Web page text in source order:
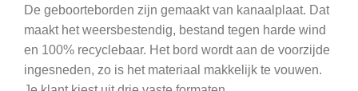
De geboorteborden zijn gemaakt van kanaalplaat. Dat
maakt het weersbestendig, bestand tegen harde wind
en 100% recyclebaar. Het bord wordt aan de voorzijde
ingesneden, zo is het materiaal makkelijk te vouwen.